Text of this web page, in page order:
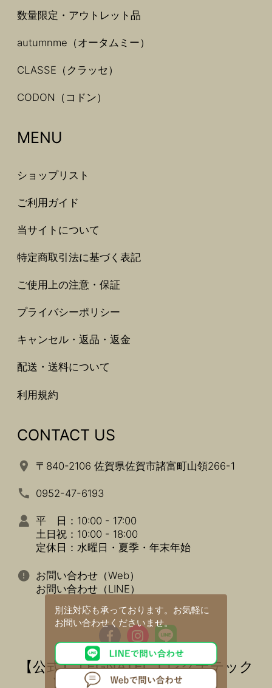
別注対応も承っております。 お気軽に
お問い合わせくださいませ。
数量限定・アウトレット品
autumnme（オータムミー）
CLASSE（クラッセ）
CODON（コドン）
MENU
ショップリスト
ご利用ガイド
当サイトについて
特定商取引法に基づく表記
ご使用上の注意・保証
プライバシーポリシー
キャンセル・返品・返金
配送・送料について
利用規約
CONTACT US
〒840-2106 佐賀県佐賀市諸富町山領266-1
0952-47-6193
平 日：10:00 - 17:00
土日祝：10:00 - 18:00
定休日：水曜日・夏季・年末年始
お問い合わせ（Web）
お問い合わせ（LINE）
【公式】 LEGNATEC ( レグナテック
) 家具・インテリアの通販